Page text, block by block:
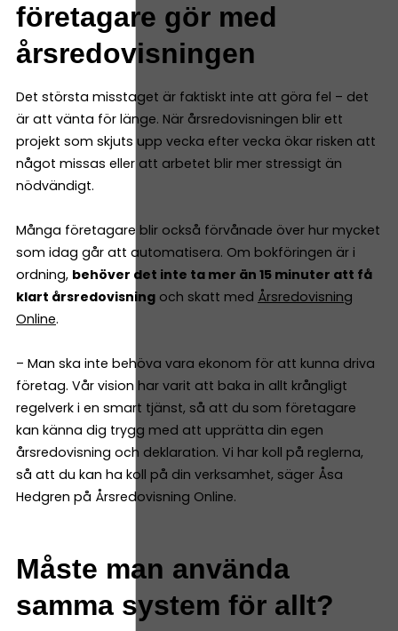
företagare gör med
årsredovisningen
Det största misstaget är faktiskt inte att göra fel – det
är att vänta för länge. När årsredovisningen blir ett
projekt som skjuts upp vecka efter vecka ökar risken att
något missas eller att arbetet blir mer stressigt än
nödvändigt.
Många företagare blir också förvånade över hur mycket
som idag går att automatisera. Om bokföringen är i
ordning, behöver det inte ta mer än 15 minuter att få
klart årsredovisning och skatt med Årsredovisning
Online.
– Man ska inte behöva vara ekonom för att kunna driva
företag. Vår vision har varit att baka in allt krångligt
regelverk i en smart tjänst, så att du som företagare
kan känna dig trygg med att upprätta din egen
årsredovisning och deklaration. Vi har koll på reglerna,
så att du kan ha koll på din verksamhet, säger Åsa
Hedgren på Årsredovisning Online.
Måste man använda
samma system för allt?